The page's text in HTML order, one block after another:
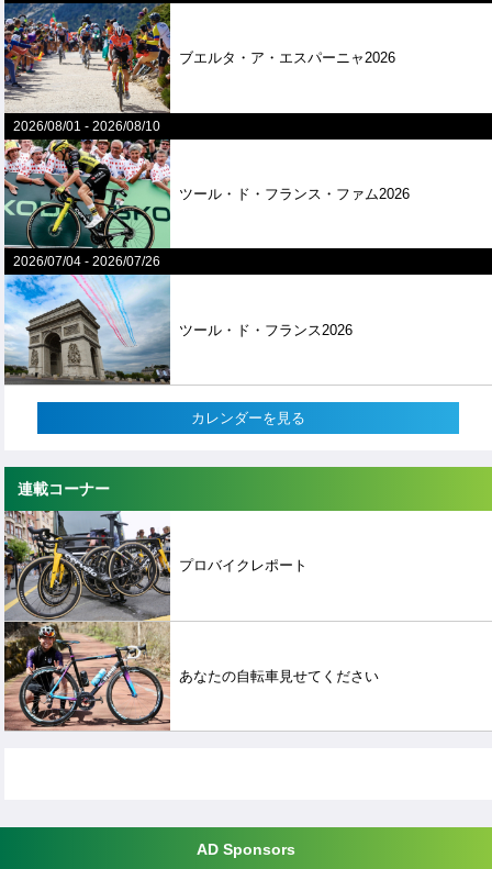
ブエルタ・ア・エスパーニャ2026
2026/08/01 -2026/08/10
ツール・ド・フランス・ファム2026
2026/07/04 -2026/07/26
ツール・ド・フランス2026
カレンダーを見る
連載コーナー
プロバイクレポート
あなたの自転車見せてください
AD Sponsors